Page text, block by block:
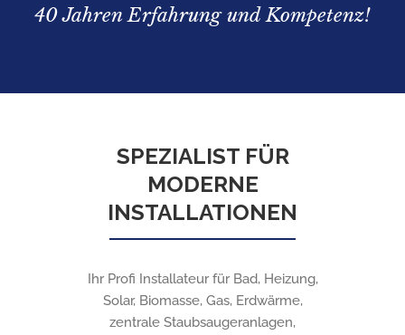
40 Jahren Erfahrung und Kompetenz!
SPEZIALIST FÜR
MODERNE
INSTALLATIONEN
Ihr Profi Installateur für Bad, Heizung,
Solar, Biomasse, Gas, Erdwärme,
zentrale Staubsaugeranlagen,